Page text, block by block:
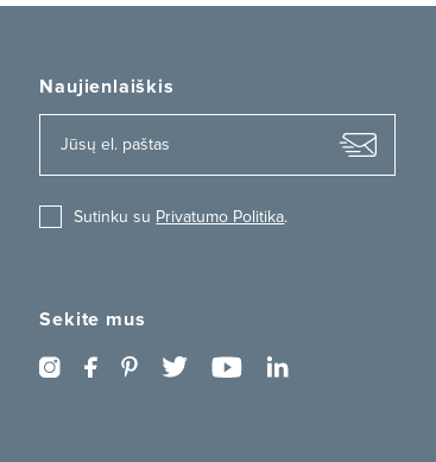
Naujienlaiškis
Sutinku su Privatumo Politika.
Sekite mus